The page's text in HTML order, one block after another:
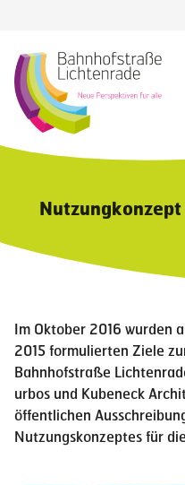
Im Oktober 2016 wurden
2015 formulierten Ziele
Bahnhofstraße
urbos und Kubeneck
öffentlichen
Nutzungskonzeptes für